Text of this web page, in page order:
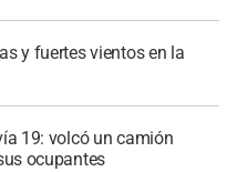
y fuertes vientos en la
19: volcó un camión
ocupantes